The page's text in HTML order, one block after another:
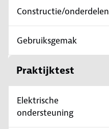
Constructie/onderdelen
Gebruiksgemak
Praktijktest
Elektrische
ondersteuning